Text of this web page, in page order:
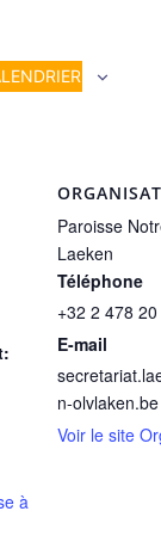
à
Paroisse
Laeken
Téléphone
+32 2 478
E-mail
n-olvlaken.be
Voir le site